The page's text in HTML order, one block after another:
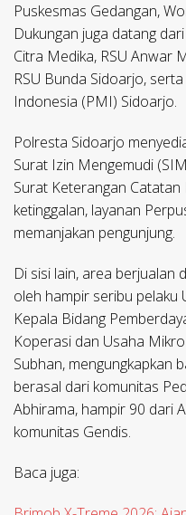
Puskesmas Gedangan,
Dukungan juga datang
Citra Medika, RSU Anwar
RSU Bunda Sidoarjo,
Indonesia (PMI) Sidoarjo.
Polresta Sidoarjo
Surat Izin Mengemudi
Surat Keterangan Catatan
ketinggalan, layanan
memanjakan pengunjung.
Di sisi lain, area berjualan
oleh hampir seribu pelaku
Kepala Bidang
Koperasi dan Usaha
Subhan, mengungkapkan
berasal dari komunitas
Abhirama, hampir 90 dari
komunitas Gendis.
Baca juga: